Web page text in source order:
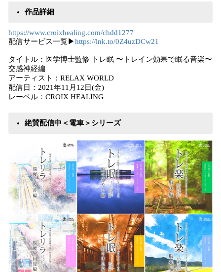
作品詳細
https://www.croixhealing.com/chdd1277
配信サービス⼀覧▶https://lnk.to/0Z4uzDCw21
タイトル：医学博士監修 トレ眠 〜トレイン効果で眠る音楽〜
交感神経編
アーティスト：RELAX WORLD
配信日：2021年11月12日(金)
レーベル：CROIX HEALING
絶賛配信中＜電車＞シリーズ